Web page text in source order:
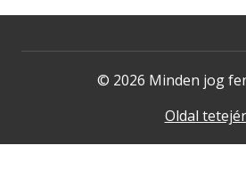
© 2026 Minden jog
Oldal